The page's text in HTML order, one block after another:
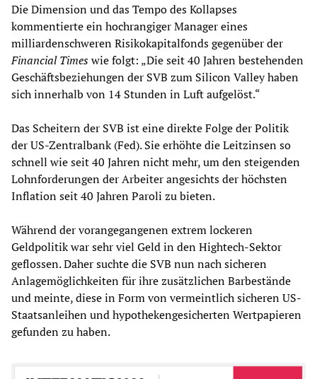
Die Dimension und das Tempo des Kollapses
kommentierte ein hochrangiger Manager eines
milliardenschweren Risikokapitalfonds gegenüber der
Financial Timeswie folgt: „Die seit 40 Jahren bestehenden
Geschäftsbeziehungen der SVB zum Silicon Valley haben
sich innerhalb von 14 Stunden in Luft aufgelöst.“
Das Scheitern der SVB ist eine direkte Folge der Politik
der US-Zentralbank (Fed). Sie erhöhte die Leitzinsen so
schnell wie seit 40 Jahren nicht mehr, um den steigenden
Lohnforderungen der Arbeiter angesichts der höchsten
Inflation seit 40 Jahren Paroli zu bieten.
Während der vorangegangenen extrem lockeren
Geldpolitik war sehr viel Geld in den Hightech-Sektor
geflossen. Daher suchte die SVB nun nach sicheren
Anlagemöglichkeiten für ihre zusätzlichen Barbestände
und meinte, diese in Form von vermeintlich sicheren US-
Staatsanleihen und hypothekengesicherten Wertpapieren
gefunden zu haben.